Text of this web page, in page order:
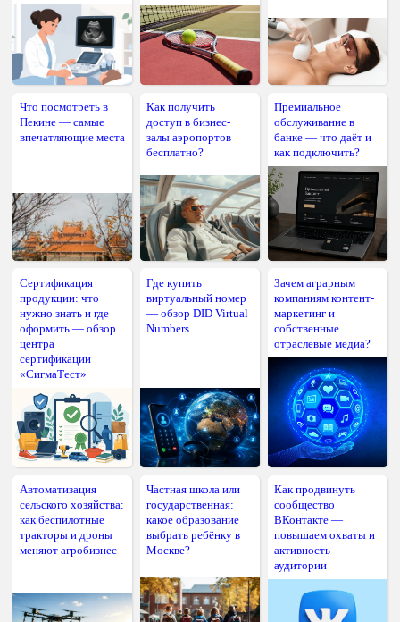
Что посмотреть в
Пекине — самые
впечатляющие места
Как получить
доступ в бизнес-
залы аэропортов
бесплатно?
Премиальное
обслуживание в
банке — что даёт и
как подключить?
Сертификация
продукции: что
нужно знать и где
оформить — обзор
центра
сертификации
«СигмаТест»
Где купить
виртуальный номер
— обзор DID Virtual
Numbers
Зачем аграрным
компаниям контент-
маркетинг и
собственные
отраслевые медиа?
Автоматизация
сельского хозяйства:
как беспилотные
тракторы и дроны
меняют агробизнес
Частная школа или
государственная:
какое образование
выбрать ребёнку в
Москве?
Как продвинуть
сообщество
ВКонтакте —
повышаем охваты и
активность
аудитории